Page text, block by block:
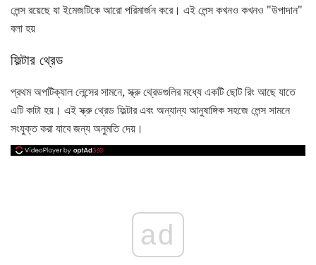
লেন্স রয়েছে যা ইমেজটিকে আরো পরিমার্জন করে। এই লেন্স কখনও কখনও "উপাদান"
বলা হয়
ফিল্টার থ্রেড
প্রথম অপটিক্যাল লেন্সের সামনে, স্ক্রু থ্রেডগুলির মধ্যে একটি ছোট রিং আছে যাতে
এটি কাটা হয়। এই স্ক্রু থ্রেড ফিল্টার এবং অন্যান্য আনুষাঙ্গিক সহজে লেন্স সামনে
সংযুক্ত করা যাবে জন্য অনুমতি দেয়।
ad